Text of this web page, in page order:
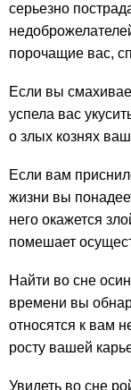
серьезно
порочащие вас,
Если вы
успела вас
о злых кознях
Если вам
жизни вы
него окажется
помешает
Найти во сне
времени вы
относятся к вам
росту вашей
Увидеть во сне